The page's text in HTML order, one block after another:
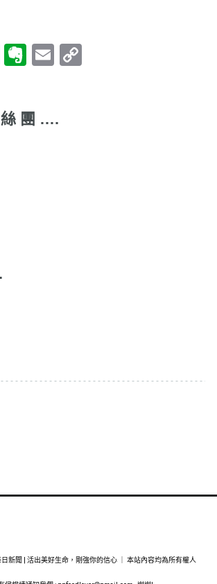
Evernote
EmailCopy
絲 團 ….
日新聞 | 活出美好生命，剛強你的信心 ｜ 本站內容均為所有權人